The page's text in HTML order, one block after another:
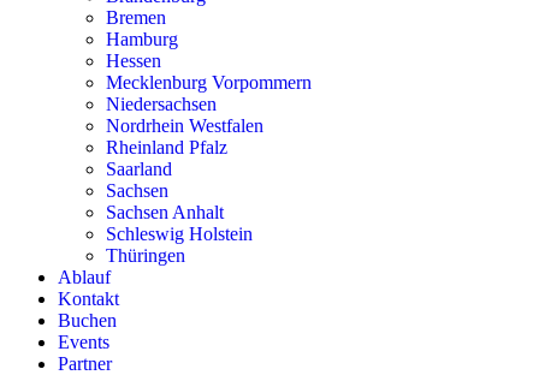
Bremen
Hamburg
Hessen
Mecklenburg Vorpommern
Niedersachsen
Nordrhein Westfalen
Rheinland Pfalz
Saarland
Sachsen
Sachsen Anhalt
Schleswig Holstein
Thüringen
Ablauf
Kontakt
Buchen
Events
Partner